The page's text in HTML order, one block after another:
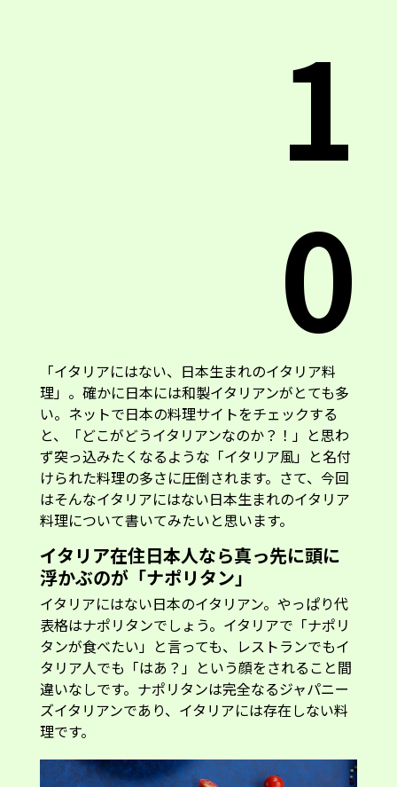
1
0
「イタリアにはない、日本生まれのイタリア料
理」。確かに日本には和製イタリアンがとても多
い。ネットで日本の料理サイトをチェックする
と、「どこがどうイタリアンなのか？！」と思わ
ず突っ込みたくなるような「イタリア風」と名付
けられた料理の多さに圧倒されます。さて、今回
はそんなイタリアにはない日本生まれのイタリア
料理について書いてみたいと思います。
イタリア在住日本人なら真っ先に頭に
浮かぶのが「ナポリタン」
イタリアにはない日本のイタリアン。やっぱり代
表格はナポリタンでしょう。イタリアで「ナポリ
タンが食べたい」と言っても、レストランでもイ
タリア人でも「はあ？」という顔をされること間
違いなしです。ナポリタンは完全なるジャパニー
ズイタリアンであり、イタリアには存在しない料
理です。